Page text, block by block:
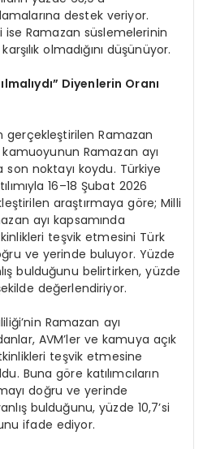
destek veriyor.
ise Ramazan süslemelerinin
olmadığını düşünüyor.
Diyenlerin Oranı
gerçekleştirilen Ramazan
kamuoyunun Ramazan ayı
son noktayı koydu. Türkiye
16–18 Şubat 2026
araştırmaya göre; Milli
ayı kapsamında
teşvik etmesini Türk
ve yerinde buluyor. Yüzde
bulduğunu belirtirken, yüzde
değerlendiriyor.
Ramazan ayı
AVM’ler ve kamuya açık
teşvik etmesine
Buna göre katılımcıların
doğru ve yerinde
bulduğunu, yüzde 10,7’si
ifade ediyor.